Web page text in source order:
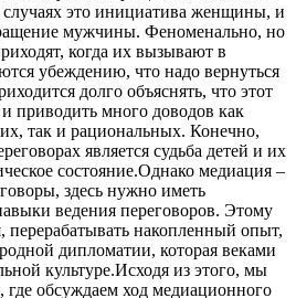
случаях это инициатива женщины, и
мужчины. Феноменально, но
когда их вызывают в
убеждению, что надо вернуться
долго объяснять, что этот
приводить много доводов как
так и рациональных. Конечно,
является судьба детей и их
состояние.Однако медиация –
здесь нужно иметь
ведения переговоров. Этому
перерабатывать накопленный опыт,
дипломатии, которая веками
культуре.Исходя из этого, мы
где обсуждаем ход медиационного